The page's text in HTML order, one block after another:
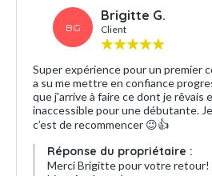
BG
Brigitte G.
Client
Super expérience pour un premier
a su me mettre en confiance
que j'arrive à faire ce dont je rêvais
inaccessible pour une débutante. Je
c’est de recommencer 😉👍
Réponse du propriétaire :
Merci Brigitte pour votre retour!